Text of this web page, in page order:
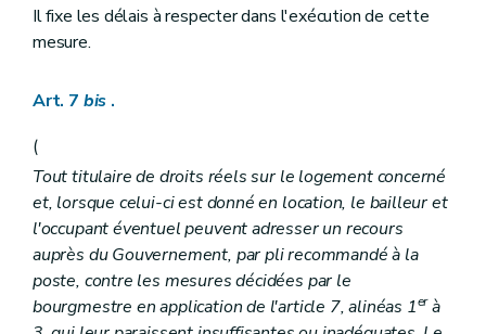
Il fixe les délais à respecter dans l'exécution de cette
mesure.
Art. 7 bis .
(
Tout titulaire de droits réels sur le logement concerné
et, lorsque celui-ci est donné en location, le bailleur et
l'occupant éventuel peuvent adresser un recours
auprès du Gouvernement, par pli recommandé à la
poste, contre les mesures décidées par le
bourgmestre en application de l'article 7, alinéas 1erà